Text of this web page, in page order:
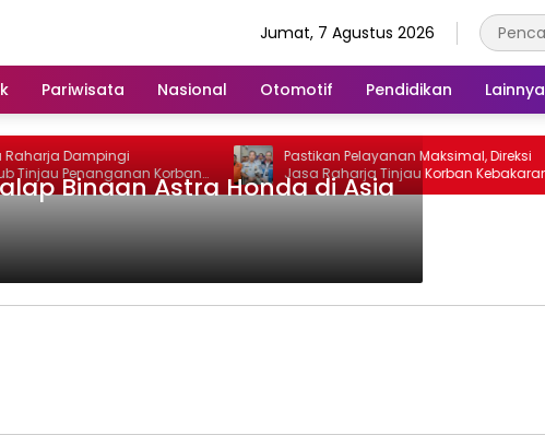
Jumat, 7 Agustus 2026
Pariwisata Nasional Otomotif Pendidikan Lainnya
Dampingi
Penanganan Korban
II di RS PHC
Pastikan Pelayanan Maksimal, Direksi
Jasa Raharja Tinjau Korban Kebakaran
KM Mutiara Sentosa II
Binaan Astra Honda di Asia